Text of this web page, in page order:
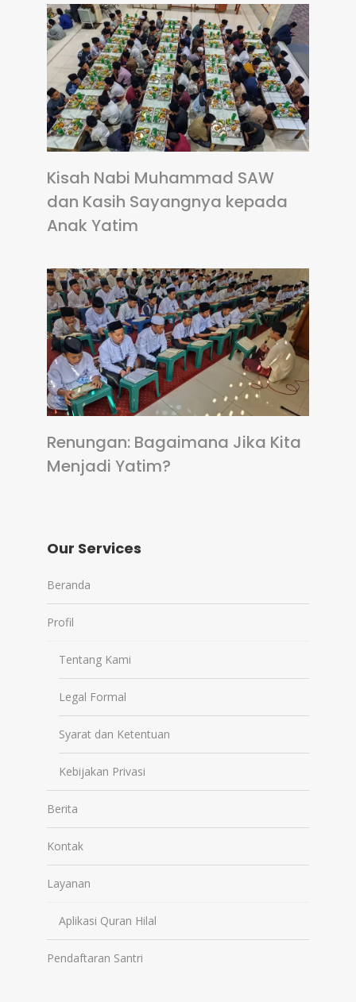
Kisah Nabi Muhammad SAW
dan Kasih Sayangnya kepada
Anak Yatim
Renungan: Bagaimana Jika Kita
Menjadi Yatim?
Our Services
Beranda
Profil
Tentang Kami
Legal Formal
Syarat dan Ketentuan
Kebijakan Privasi
Berita
Kontak
Layanan
Aplikasi Quran Hilal
Pendaftaran Santri